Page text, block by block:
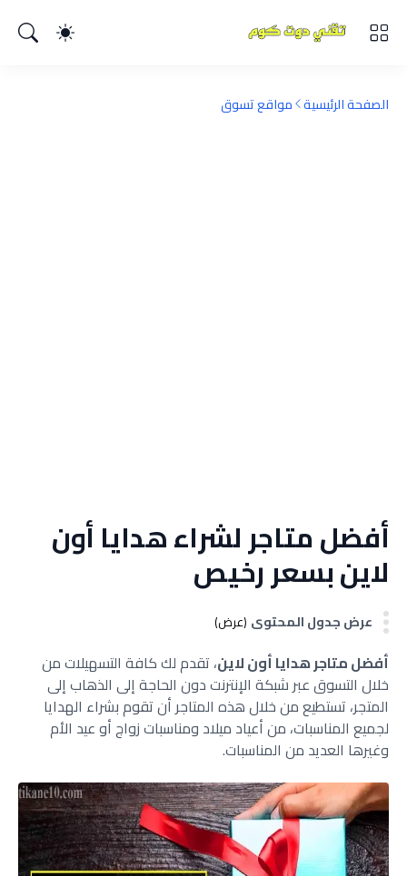
الصفحة الرئيسية مواقع تسوق
أفضل متاجر لشراء هدايا أون
لاين بسعر رخيص
عرض جدول المحتوى (عرض)
أفضل متاجر هدايا أون لاين، تقدم لك كافة التسهيلات من
خلال التسوق عبر شبكة الإنترنت دون الحاجة إلى الذهاب إلى
المتجر، تستطيع من خلال هذه المتاجر أن تقوم بشراء الهدايا
لجميع المناسبات، من أعياد ميلاد ومناسبات زواج أو عيد الأم
وغيرها العديد من المناسبات.